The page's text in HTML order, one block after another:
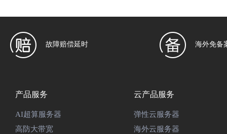
故障赔偿延时 海外免备
产品服务
AI超算服务器
高防大带宽
云产品服务
弹性云服务器
海外云服务器